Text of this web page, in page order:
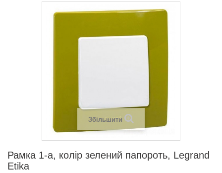
Збільшити
Рамка 1-а, колір зелений папороть, Legrand
Etika